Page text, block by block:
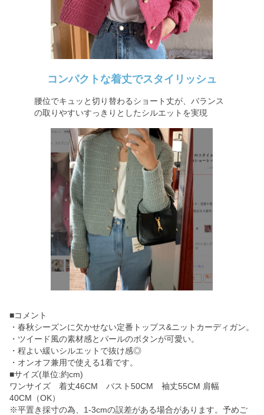
コンパクトな着丈でスタイリッシュ
腰位でキュッと切り替わるショート丈が、バランス
の取りやすいすっきりとしたシルエットを実現
■コメント
・春秋シーズンに欠かせない定番トップス&ニットカーディガン。
・ツイード風の素材感とパールのボタンが可愛い。
・程よい緩いシルエットで抜け感◎
・オンオフ兼用で使える1着です。
■サイズ(単位:約cm)
ワンサイズ 着丈46CM バスト50CM 袖丈55CM 肩幅
40CM（OK）
※平置き採寸の為、1-3cmの誤差がある場合があります。予めご